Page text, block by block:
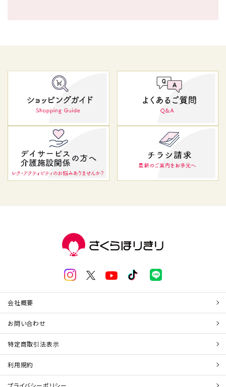
会社概要
お問い合わせ
特定商取引法表示
利用規約
プライバシーポリシー